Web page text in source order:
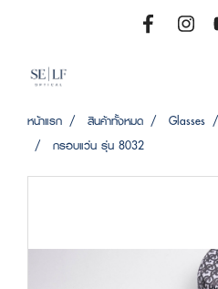
หน้าแรก สินค้าทั้งหมด Glasses
กรอบแว่น รุ่น 8032